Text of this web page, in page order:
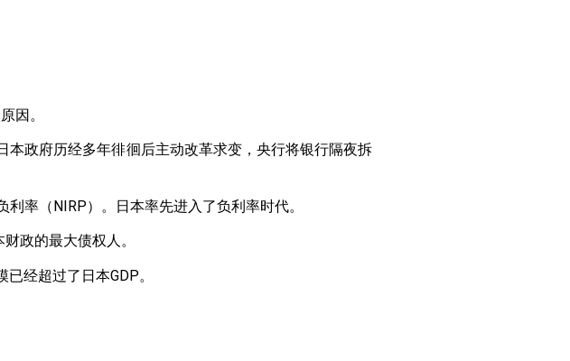
因。
政府历经多年徘徊后主动改革求变，央行将银行隔夜拆
率（NIRP）。日本率先进入了负利率时代。
政的最大债权人。
经超过了日本GDP。